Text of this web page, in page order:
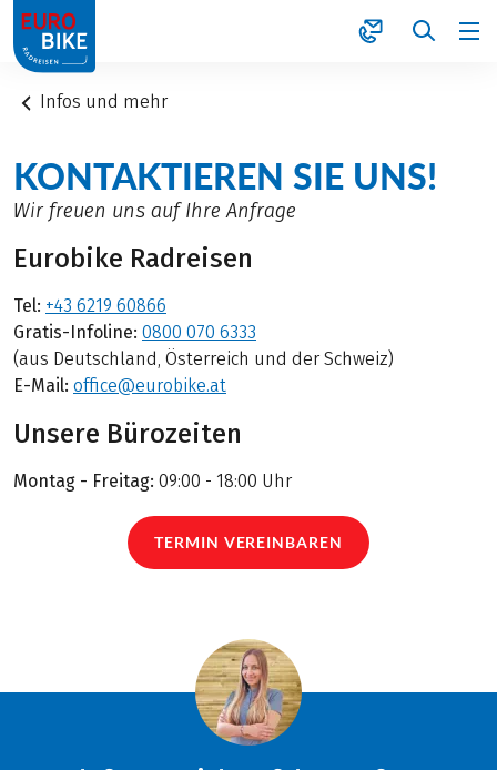
1
Infos und mehr
KONTAKTIEREN SIE UNS!
Wir freuen uns auf Ihre Anfrage
Eurobike Radreisen
Tel: +43 6219 60866
Gratis-Infoline: 0800 070 6333
(aus Deutschland, Österreich und der Schweiz)
E-Mail: office@eurobike.at
Unsere Bürozeiten
Montag - Freitag: 09:00 - 18:00 Uhr
TERMIN VEREINBAREN